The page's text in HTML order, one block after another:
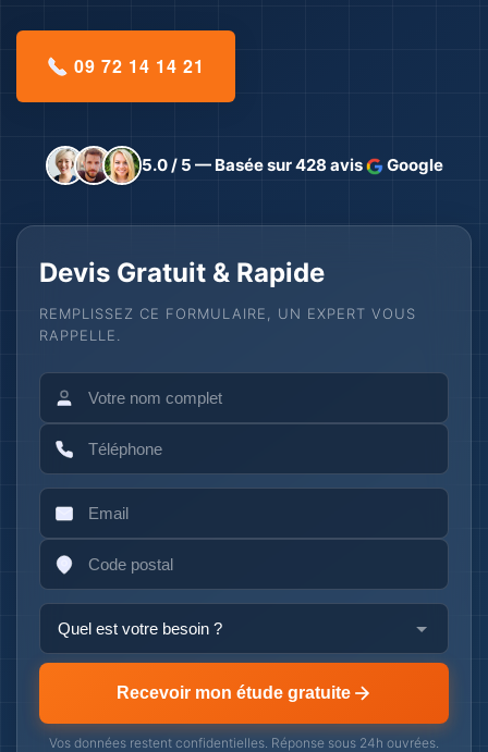
09 72 14 14 21
5.0 / 5 — Basée sur 428 avis Google
Devis Gratuit & Rapide
REMPLISSEZ CE FORMULAIRE, UN EXPERT VOUS
RAPPELLE.
Recevoir mon étude gratuite
Vos données restent confidentielles. Réponse sous 24h ouvrées.